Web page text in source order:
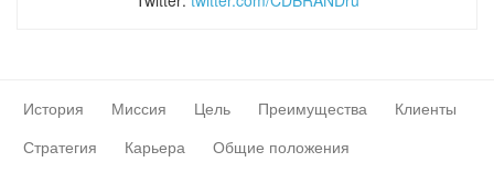
История Миссия Цель Преимущества
Клиенты
Стратегия
Карьера
Общие положения